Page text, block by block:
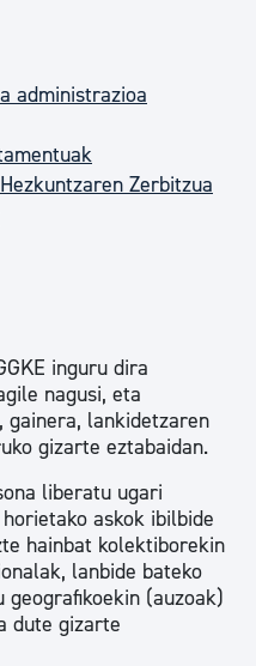
administrazioa
Zerbitzua
inguru dira
nagusi, eta
lankidetzaren
gizarte eztabaidan.
liberatu ugari
askok ibilbide
hainbat kolektiborekin
lanbide bateko
(auzoak)
dute gizarte